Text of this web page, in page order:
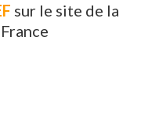
sur le site de la